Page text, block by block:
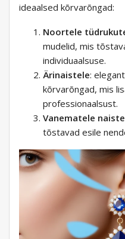
ideaalsed kõrvarõngad:
Noortele
mudelid, mis
individuaalsuse.
Ärinaistele:
kõrvarõngad, mis
professionaalsust.
Vanematele
tõstavad esile